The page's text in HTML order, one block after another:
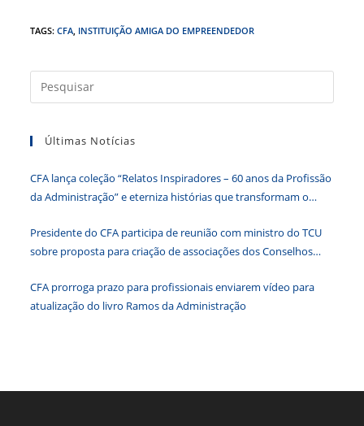
c
b
o
o
itt k
n
at
p
ss
g
tF
n
TAGS:CFA INSTITUIÇÃO AMIGA DO EMPREENDEDOR
a
Últimas Notícias
CFA lança coleção “Relatos Inspiradores – 60 anos da Profissão
da Administração” e eterniza histórias que transformam o
Presidente do CFA participa de reunião com ministro do TCU
sobre proposta para criação de associações dos Conselhos
CFA prorroga prazo para profissionais enviarem vídeo para
atualização do livro Ramos da Administração